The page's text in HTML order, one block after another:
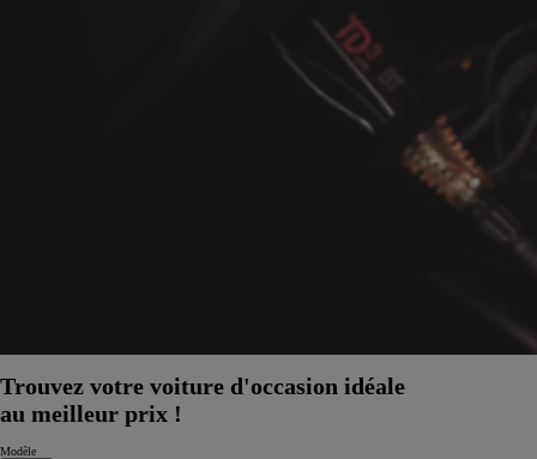
Trouvez votre voiture d'occasion idéale
au meilleur prix !
Modèle